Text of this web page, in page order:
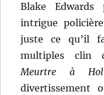
Blake Edwards
intrigue
juste ce qu’il
multiples clin
Meurtre à
divertissement